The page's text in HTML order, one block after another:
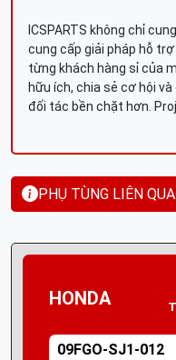
ICSPARTS không chỉ
cung cấp giải pháp hỗ
từng khách hàng sỉ của
hữu ích, chia sẻ cơ hội
đối tác bền chặt hơn.
PHỤ TÙNG LIÊN
HONDA
09FGO-SJ1-012